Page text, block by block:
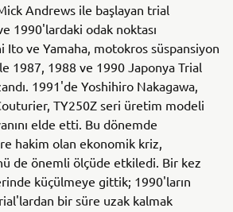
Andrews ile başlayan trial
1990'lardaki odak noktası
Ito ve Yamaha, motokros süspansiyon
1987, 1988 ve 1990 Japonya Trial
1991'de Yoshihiro Nakagawa,
TY250Z seri üretim modeli
elde etti. Bu dönemde
hakim olan ekonomik kriz,
de önemli ölçüde etkiledi. Bir kez
küçülmeye gittik; 1990'ların
bir süre uzak kalmak